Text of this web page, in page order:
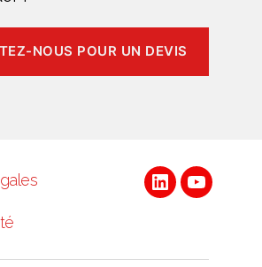
NOUS POUR UN DEVIS
LinkedinYoutube